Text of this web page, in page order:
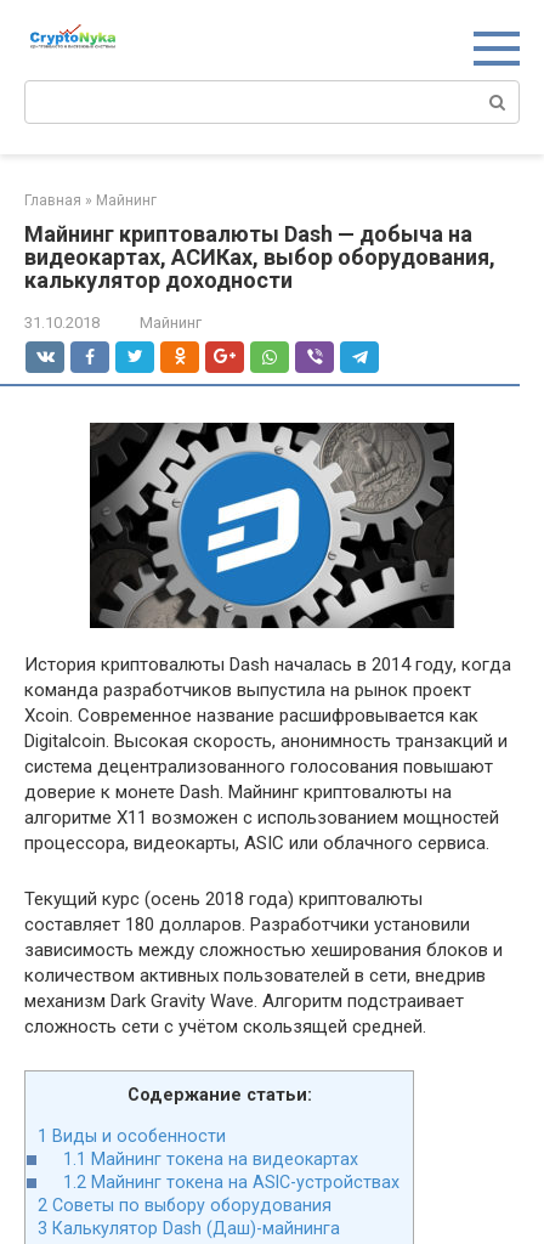
Главная » Майнинг
Майнинг криптовалюты Dash — добыча на
видеокартах, АСИКах, выбор оборудования,
калькулятор доходности
31.10.2018 Майнинг
История криптовалюты Dash началась в 2014 году, когда
команда разработчиков выпустила на рынок проект
Xcoin. Современное название расшифровывается как
Digitalcoin. Высокая скорость, анонимность транзакций и
система децентрализованного голосования повышают
доверие к монете Dash. Майнинг криптовалюты на
алгоритме X11 возможен с использованием мощностей
процессора, видеокарты, ASIC или облачного сервиса.
Текущий курс (осень 2018 года) криптовалюты
составляет 180 долларов. Разработчики установили
зависимость между сложностью хеширования блоков и
количеством активных пользователей в сети, внедрив
механизм Dark Gravity Wave. Алгоритм подстраивает
сложность сети с учётом скользящей средней.
Содержание статьи:
1 Виды и особенности
1.1 Майнинг токена на видеокартах
1.2 Майнинг токена на ASIC-устройствах
2 Советы по выбору оборудования
3 Калькулятор Dash (Даш)-майнинга